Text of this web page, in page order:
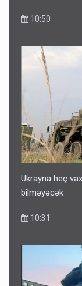
10:50
Ukrayna heç
bilməyəcək
10:31